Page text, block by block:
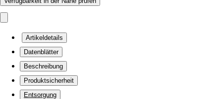
Artikeldetails
Datenblätter
Beschreibung
Produktsicherheit
Entsorgung